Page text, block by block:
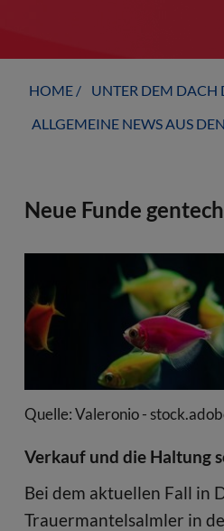
HOME UNTER DEM DACH
ALLGEMEINE NEWS AUS
Neue Funde
Quelle: Valeronio -
Verkauf und die Haltung
Bei dem aktuellen Fall in
Trauermantelsalmler in